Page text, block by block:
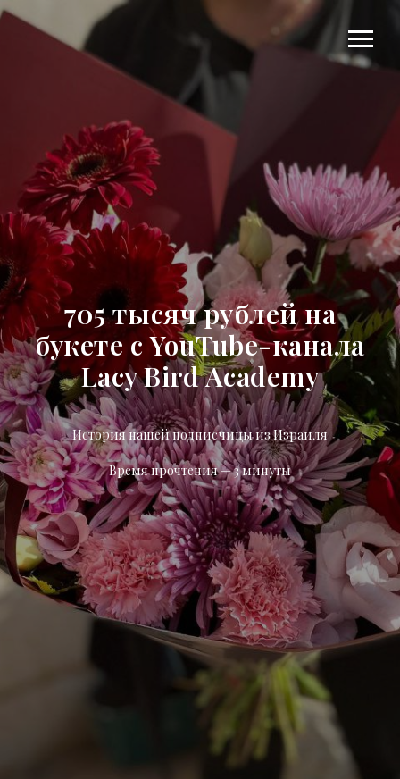
705 тысяч рублей на
букете с YouTube-канала
Lacy Bird Academy
История нашей подписчицы из Израиля
Время прочтения — 3 минуты